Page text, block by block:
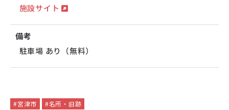
施設サイト
備考
駐車場 あり（無料）
#宮津市 #名所・旧跡